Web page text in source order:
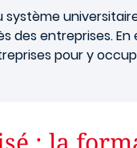
système
des entreprises.
pour y